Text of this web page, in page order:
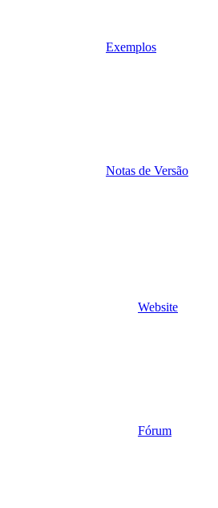
Exemplos
Notas de Versão
Website
Fórum